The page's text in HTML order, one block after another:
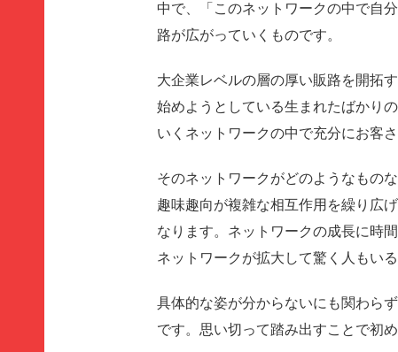
中で、「このネットワークの中で自
路が広がっていくものです。
大企業レベルの層の厚い販路を開拓
始めようとしている生まれたばかり
いくネットワークの中で充分にお客
そのネットワークがどのようなもの
趣味趣向が複雑な相互作用を繰り広
なります。ネットワークの成長に時
ネットワークが拡大して驚く人もいる
具体的な姿が分からないにも関わら
です。思い切って踏み出すことで初